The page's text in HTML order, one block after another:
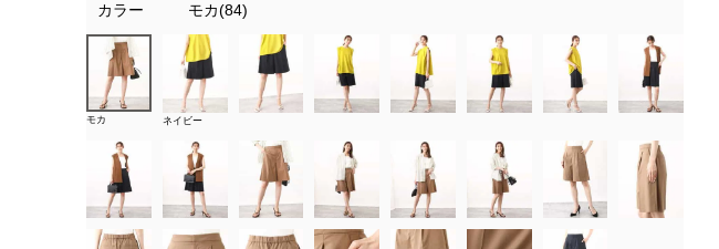
カラー
モカ(84)
モカ ネイビー